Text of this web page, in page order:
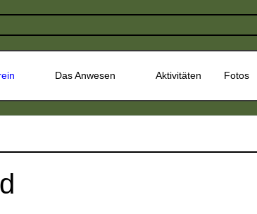
Das Anwesen Aktivitäten Fotos